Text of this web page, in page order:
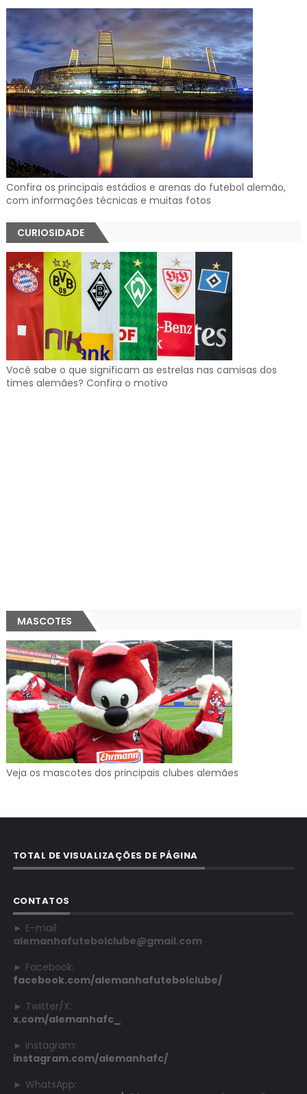
Confira os principais estádios e arenas do futebol alemão,
com informações técnicas e muitas fotos
CURIOSIDADE
Você sabe o que significam as estrelas nas camisas dos
times alemães? Confira o motivo
MASCOTES
Veja os mascotes dos principais clubes alemães
TOTAL DE VISUALIZAÇÕES DE PÁGINA
CONTATOS
► E-mail:
alemanhafutebolclube@gmail.com
► Facebook:
facebook.com/alemanhafutebolclube/
► Twitter/X:
x.com/alemanhafc_
► Instagram:
instagram.com/alemanhafc/
► WhatsApp: